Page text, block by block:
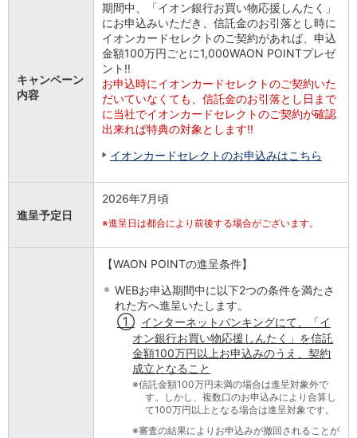
キャンペーン
内容
期間中、「イオン銀行お買い物応援しんたく」
にお申込みいただき、信託金のお引落とし時に
イオンカードセレクトのご契約があれば、申込
金額100万円ごとに1,000WAON POINTプレゼ
ント‼
お申込時にイオンカードセレクトのご契約いた
だいていなくても、信託金のお引落とし日まで
に当社でイオンカードセレクトのご契約が確認
出来れば特典の対象とします!!
イオンカードセレクトのお申込みはこちら
進呈予定日
2026年7月頃
※進呈日は都合により前後する場合がございます。
【WAON POINTの進呈条件】
WEBお申込期間中に以下2つの条件を満たさ
れた方へ進呈いたします。
① インターネットバンキングにて、「イ
オン銀行お買い物応援しんたく」を信託
金額100万円以上お申込みのうえ、契約
成立となること
※信託金額100万円未満の場合は進呈対象外で
す。しかし、複数口のお申込みにより合算し
て100万円以上となる場合は進呈対象です。
※審査の結果によりお申込みが撤回されることが